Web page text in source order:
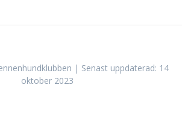
| Senast uppdaterad: 14
oktober 2023